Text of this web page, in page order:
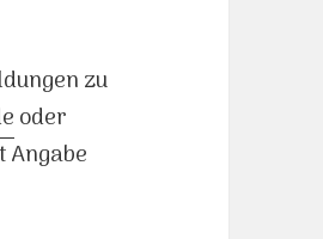
zu
oder